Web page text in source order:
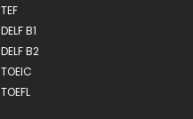
TEF
DELF B1
DELF B2
TOEIC
TOEFL